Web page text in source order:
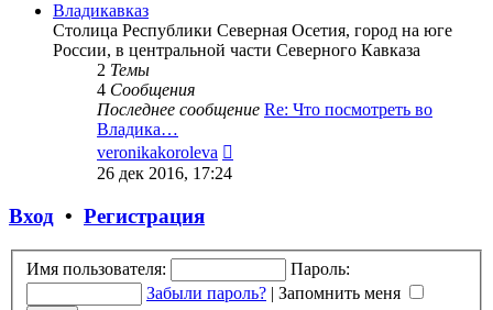
Владикавказ
Столица Республики Северная Осетия, город на юге
России, в центральной части Северного Кавказа
2 Темы
4 Сообщения
Последнее сообщение Re: Что посмотреть во
Владика…
veronikakoroleva
26 дек 2016, 17:24
Вход • Регистрация
Имя пользователя:
Пароль:
Забыли пароль? | Запомнить меня